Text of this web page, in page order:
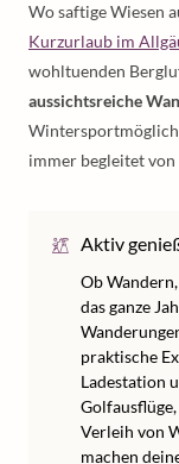
Wo saftige Wiesen
Kurzurlaub im
wohltuenden
aussichtsreiche
immer begleitet
Aktiv
Ob
das ganze
praktische
Ladestation
Golfausflüge,
Verleih von
machen